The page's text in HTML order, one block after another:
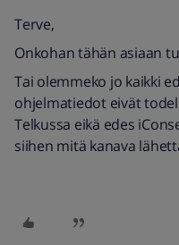
Terve,
Onkohan tähän asiaan
Tai olemmeko jo kaikki
ohjelmatiedot eivät
Telkussa eikä edes
siihen mitä kanava